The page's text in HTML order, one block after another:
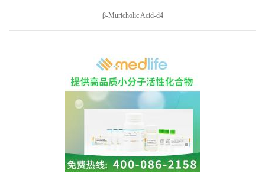
β-Muricholic Acid-d4